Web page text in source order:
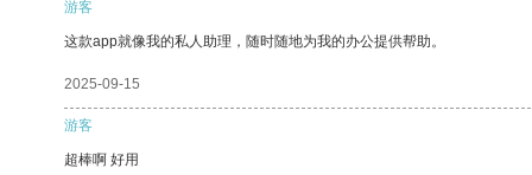
游客
这款app就像我的私人助理，随时随地为我的办公提供帮助。
2025-09-15
游客
超棒啊 好用